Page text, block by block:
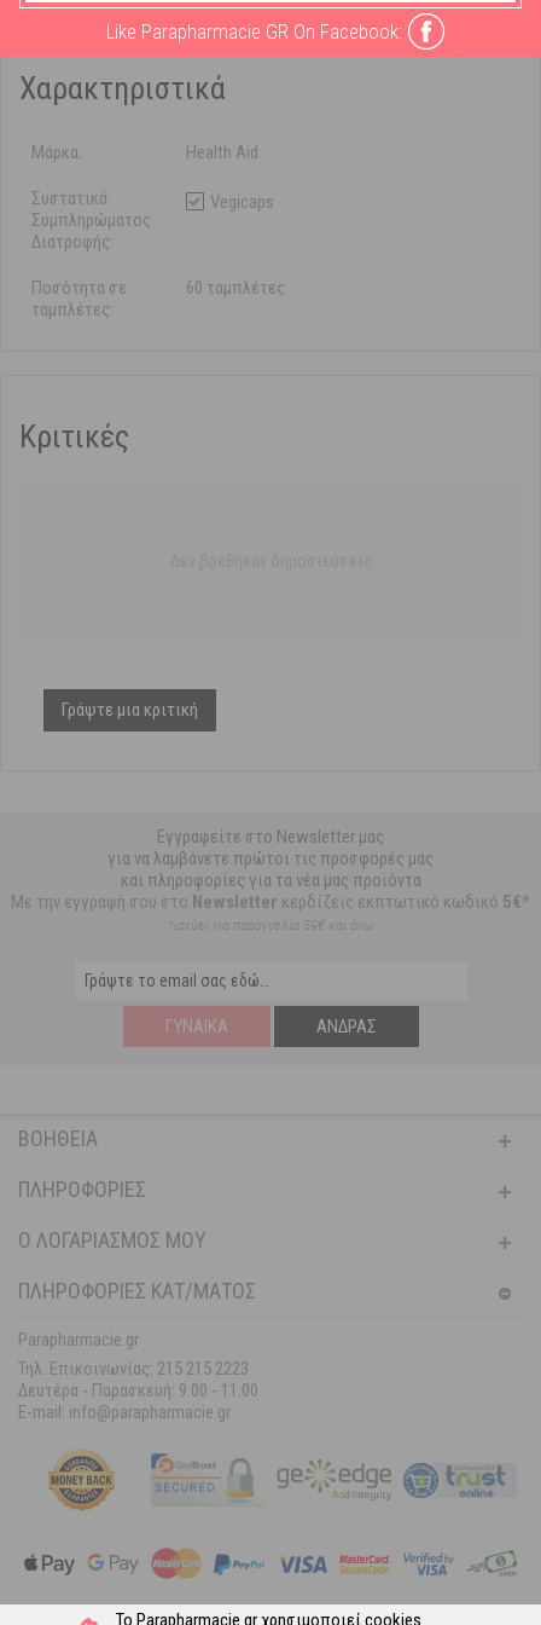
Το Parapharmacie.gr χρησιμοποιεί cookies
Χαρακτηριστικά
Μάρκα: Health Aid
Συστατικά
Συμπληρώματος
Διατροφής:
Vegicaps
Ποσότητα σε
ταμπλέτες:
60 ταμπλέτες
Κριτικές
Γράψτε μια κριτική
Εγγραφείτε στο Newsletter μας
για να λαμβάνετε πρώτοι τις προσφορές μας
και πληροφορίες για τα νέα μας προϊόντα
Με την εγγραφή σου στο Newsletter κερδίζεις εκπτωτικό κωδικό 5€*
*ισχύει για παραγγελία 59€ και άνω
ΓΥΝΑΊΚΑ ΆΝΔΡΑΣ
ΒΟΉΘΕΙΑ
ΠΛΗΡΟΦΟΡΊΕΣ
Ο ΛΟΓΑΡΙΑΣΜΌΣ ΜΟΥ
ΠΛΗΡΟΦΟΡΙΕΣ ΚΑΤ/ΜΑΤΟΣ
Parapharmacie.gr
Τηλ. Επικοινωνίας: 215 215 2223
Δευτέρα - Παρασκευή: 9:00 - 11:00
E-mail: info@parapharmacie.gr
Like Parapharmacie GR On Facebook: